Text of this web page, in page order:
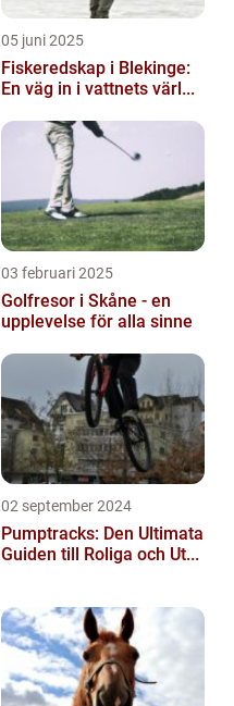
05 juni 2025
Fiskeredskap i Blekinge:
En väg in i vattnets värl...
03 februari 2025
Golfresor i Skåne - en
upplevelse för alla sinne
02 september 2024
Pumptracks: Den Ultimata
Guiden till Roliga och Ut...